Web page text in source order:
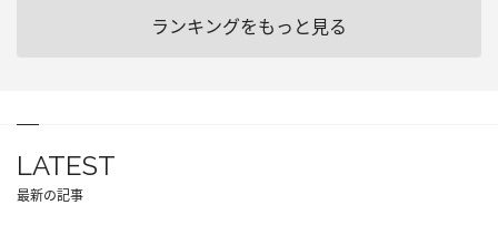
ランキングをもっと見る
LATEST
最新の記事